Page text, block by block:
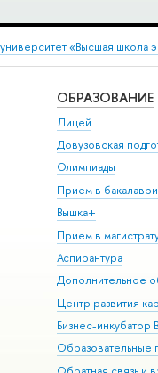
«Высшая школа
ОБРАЗОВАНИЕ
Лицей
Довузовская
Олимпиады
Прием в
Вышка+
Прием в
Аспирантура
Дополнительное
Центр развития
Бизнес-
Образовательные